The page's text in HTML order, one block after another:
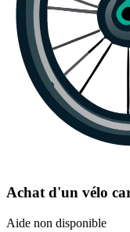
Achat d'un vélo
Aide non disponible